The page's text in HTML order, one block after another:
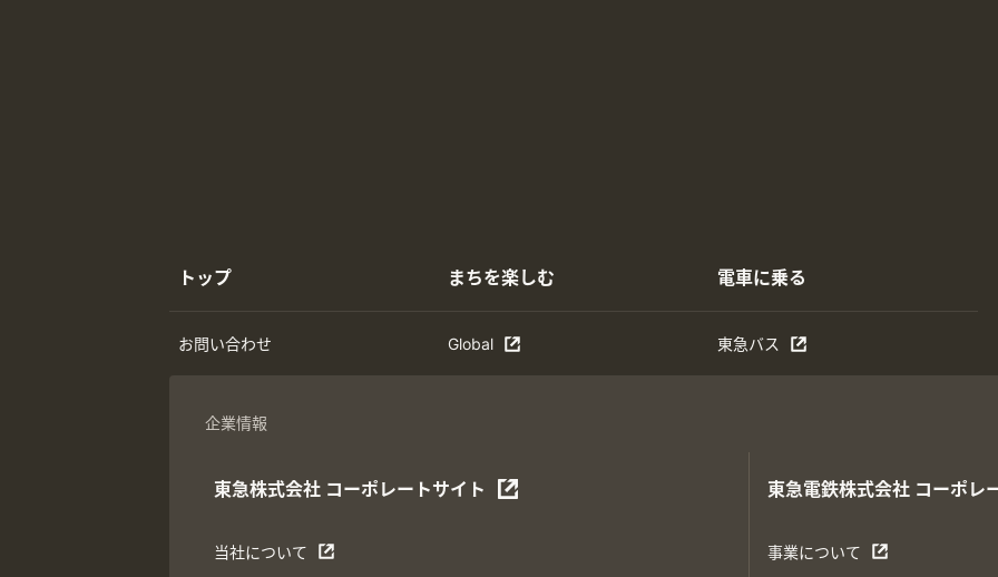
トップ まちを楽しむ 電車に乗る
お問い合わせ Global 東急バス
企業情報
東急株式会社 コーポレートサイト
当社について
東急電鉄株式会社 コーポレ
事業について